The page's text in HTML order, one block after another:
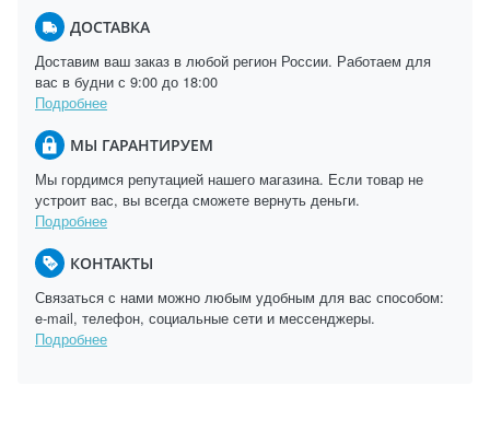
ДОСТАВКА
Доставим ваш заказ в любой регион России. Работаем для
вас в будни с 9:00 до 18:00
Подробнее
МЫ ГАРАНТИРУЕМ
Мы гордимся репутацией нашего магазина. Если товар не
устроит вас, вы всегда сможете вернуть деньги.
Подробнее
КОНТАКТЫ
Связаться с нами можно любым удобным для вас способом:
e-mail, телефон, социальные сети и мессенджеры.
Подробнее